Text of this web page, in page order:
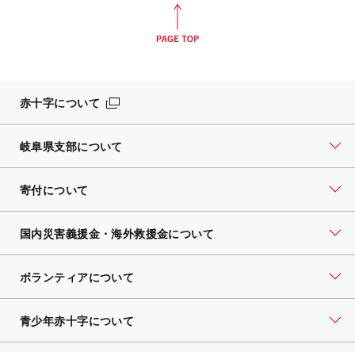
赤十字について
岐阜県支部について
寄付について
国内災害義援金・海外救援金について
ボランティアについて
青少年赤十字について